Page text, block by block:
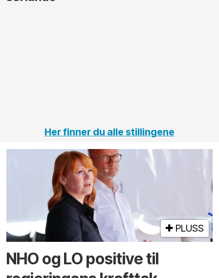
Her finner du alle stillingene
PLUSS
NHO og LO positive til